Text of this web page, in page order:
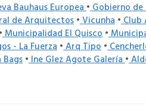
Bauhaus Europea•Gobierno de
de Arquitectos •Vicunha •Club
•Municipalidad El Quisco •
- La Fuerza •Arq Tipo •
•Ine Glez Agote Galería•